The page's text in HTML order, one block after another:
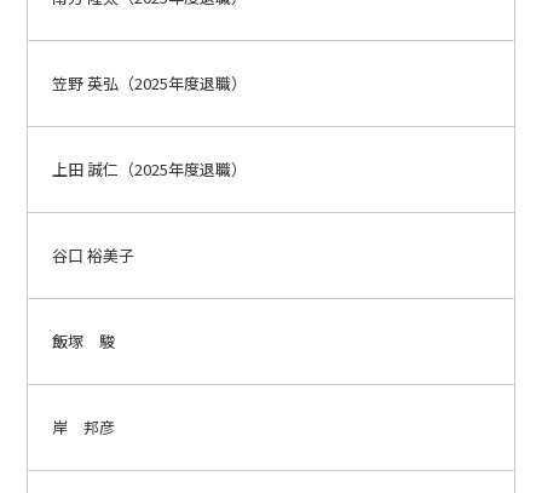
笠野 英弘（2025年度退職）
上田 誠仁（2025年度退職）
谷口 裕美子
飯塚 駿
岸 邦彦